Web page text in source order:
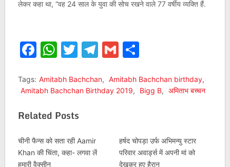
लेकर कहा था, “वह 24 साल के युवा की सोच रखने वाले 77 वर्षीय व्यक्ति हैं.
Facebook
WhatsApp
Twitter
Telegram
GmailShare
Tags: Amitabh Bachchan, Amitabh Bachchan birthday,
Amitabh Bachchan Birthday 2019, Bigg B, अमिताभ बच्चन
Related Posts
चीनी फैन्स को सता रही Aamir
Khan की चिंता, कहा- लगवा लें
हमारी वैक्सीन
हर्षद चोपड़ा उर्फ ​​अभिमन्यु स्टार
परिवार अवार्ड्स में अपनी मां को
देखकर हुए हैरान